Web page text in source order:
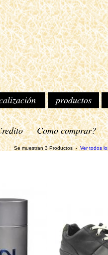
productos
Como comprar?
3 Productos -Ver todos